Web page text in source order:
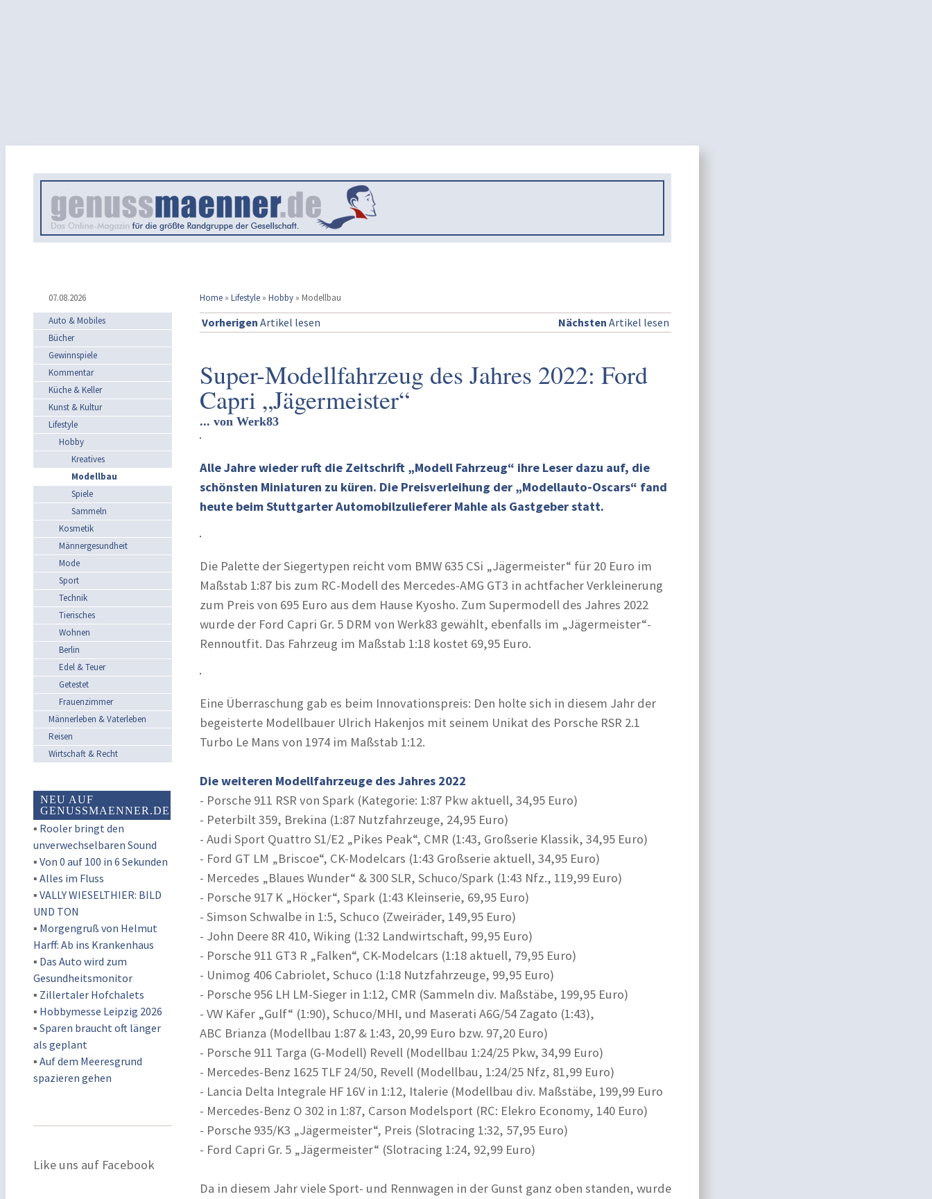
07.08.2026 Home » Lifestyle » Hobby » Modellbau
Auto & Mobiles
Bücher
Gewinnspiele
Kommentar
Küche & Keller
Kunst & Kultur
Lifestyle
Hobby
Kreatives
Modellbau
Spiele
Sammeln
Kosmetik
Männergesundheit
Mode
Sport
Technik
Tierisches
Wohnen
Berlin
Edel & Teuer
Getestet
Frauenzimmer
Männerleben & Vaterleben
Reisen
Wirtschaft & Recht
NEU AUF
GENUSSMAENNER.DE
▪ Rooler bringt den
unverwechselbaren Sound
▪ Von 0 auf 100 in 6 Sekunden
▪ Alles im Fluss
▪ VALLY WIESELTHIER: BILD
UND TON
▪ Morgengruß von Helmut
Harff: Ab ins Krankenhaus
▪ Das Auto wird zum
Gesundheitsmonitor
▪ Zillertaler Hofchalets
▪ Hobbymesse Leipzig 2026
▪ Sparen braucht oft länger
als geplant
▪ Auf dem Meeresgrund
spazieren gehen
Like uns auf Facebook
Vorherigen Artikel lesen Nächsten Artikel lesen
Super-Modellfahrzeug des Jahres 2022: Ford
Capri „Jägermeister“
... von Werk83
Alle Jahre wieder ruft die Zeitschrift „Modell Fahrzeug“ ihre Leser dazu auf, die
schönsten Miniaturen zu küren. Die Preisverleihung der „Modellauto-Oscars“ fand
heute beim Stuttgarter Automobilzulieferer Mahle als Gastgeber statt.
Die Palette der Siegertypen reicht vom BMW 635 CSi „Jägermeister“ für 20 Euro im
Maßstab 1:87 bis zum RC-Modell des Mercedes-AMG GT3 in achtfacher Verkleinerung
zum Preis von 695 Euro aus dem Hause Kyosho. Zum Supermodell des Jahres 2022
wurde der Ford Capri Gr. 5 DRM von Werk83 gewählt, ebenfalls im „Jägermeister“-
Rennoutfit. Das Fahrzeug im Maßstab 1:18 kostet 69,95 Euro.
Eine Überraschung gab es beim Innovationspreis: Den holte sich in diesem Jahr der
begeisterte Modellbauer Ulrich Hakenjos mit seinem Unikat des Porsche RSR 2.1
Turbo Le Mans von 1974 im Maßstab 1:12.
Die weiteren Modellfahrzeuge des Jahres 2022
- Porsche 911 RSR von Spark (Kategorie: 1:87 Pkw aktuell, 34,95 Euro)
- Peterbilt 359, Brekina (1:87 Nutzfahrzeuge, 24,95 Euro)
- Audi Sport Quattro S1/E2 „Pikes Peak“, CMR (1:43, Großserie Klassik, 34,95 Euro)
- Ford GT LM „Briscoe“, CK-Modelcars (1:43 Großserie aktuell, 34,95 Euro)
- Mercedes „Blaues Wunder“ & 300 SLR, Schuco/Spark (1:43 Nfz., 119,99 Euro)
- Porsche 917 K „Höcker“, Spark (1:43 Kleinserie, 69,95 Euro)
- Simson Schwalbe in 1:5, Schuco (Zweiräder, 149,95 Euro)
- John Deere 8R 410, Wiking (1:32 Landwirtschaft, 99,95 Euro)
- Porsche 911 GT3 R „Falken“, CK-Modelcars (1:18 aktuell, 79,95 Euro)
- Unimog 406 Cabriolet, Schuco (1:18 Nutzfahrzeuge, 99,95 Euro)
- Porsche 956 LH LM-Sieger in 1:12, CMR (Sammeln div. Maßstäbe, 199,95 Euro)
- VW Käfer „Gulf“ (1:90), Schuco/MHI, und Maserati A6G/54 Zagato (1:43),
ABC Brianza (Modellbau 1:87 & 1:43, 20,99 Euro bzw. 97,20 Euro)
- Porsche 911 Targa (G-Modell) Revell (Modellbau 1:24/25 Pkw, 34,99 Euro)
- Mercedes-Benz 1625 TLF 24/50, Revell (Modellbau, 1:24/25 Nfz, 81,99 Euro)
- Lancia Delta Integrale HF 16V in 1:12, Italerie (Modellbau div. Maßstäbe, 199,99 Euro
- Mercedes-Benz O 302 in 1:87, Carson Modelsport (RC: Elekro Economy, 140 Euro)
- Porsche 935/K3 „Jägermeister“, Preis (Slotracing 1:32, 57,95 Euro)
- Ford Capri Gr. 5 „Jägermeister“ (Slotracing 1:24, 92,99 Euro)
Da in diesem Jahr viele Sport- und Rennwagen in der Gunst ganz oben standen, wurde